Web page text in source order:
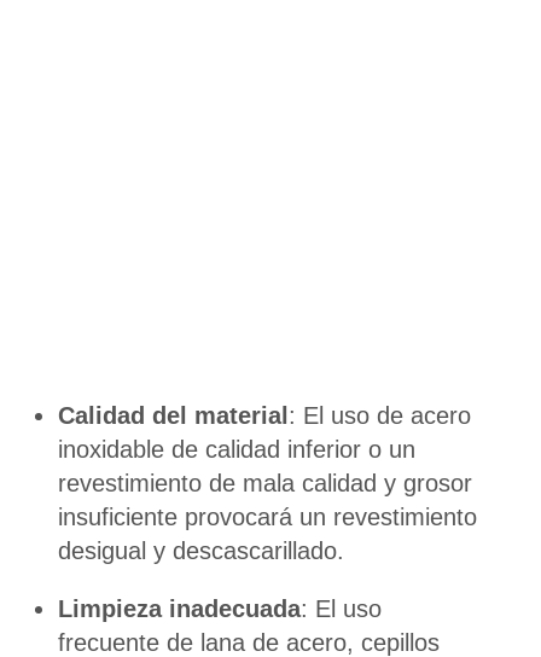
Calidad del material: El uso de acero
inoxidable de calidad inferior o un
revestimiento de mala calidad y grosor
insuficiente provocará un revestimiento
desigual y descascarillado.
Limpieza inadecuada: El uso
frecuente de lana de acero, cepillos